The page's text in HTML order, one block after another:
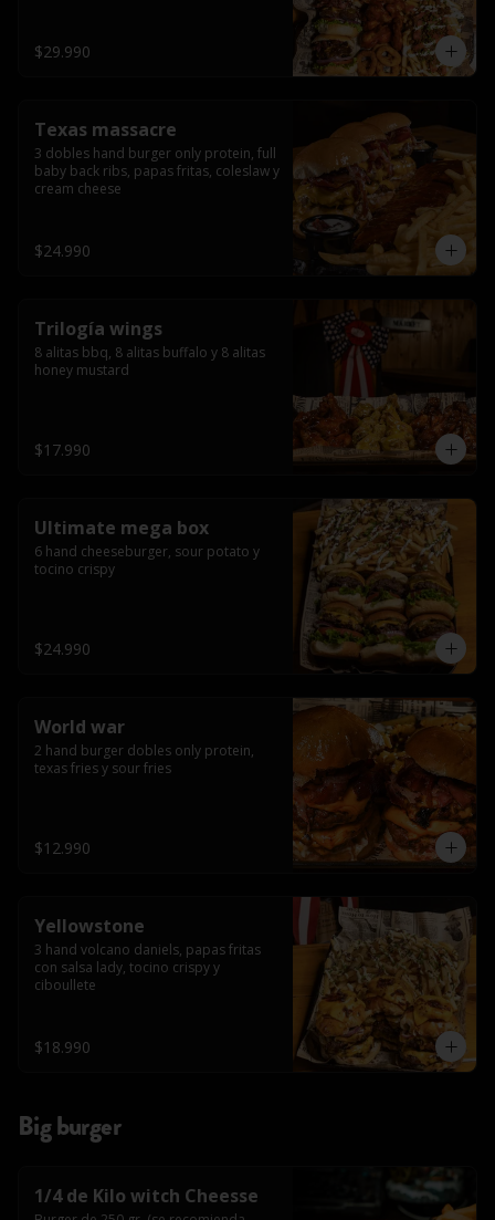
$29.990
Texas massacre
3 dobles hand burger only protein, full
baby back ribs, papas fritas, coleslaw y
cream cheese
$24.990
Trilogía wings
8 alitas bbq, 8 alitas buffalo y 8 alitas
honey mustard
$17.990
Ultimate mega box
6 hand cheeseburger, sour potato y
tocino crispy
$24.990
World war
2 hand burger dobles only protein,
texas fries y sour fries
$12.990
Yellowstone
3 hand volcano daniels, papas fritas
con salsa lady, tocino crispy y
ciboullete
$18.990
Big burger
1/4 de Kilo witch Cheesse